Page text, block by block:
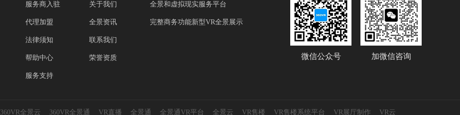
服务商入驻
代理加盟
法律须知
帮助中心
服务支持
关于我们
全景资讯
联系我们
荣誉资质
全景和虚拟现实服务平台
完整商务功能新型VR全景展示
微信公众号 加微信咨询
360VR全景云 360VR全景通 VR直播 全景通 全景通VR平台 全景云 VR售楼 VR售楼系统平台 VR展厅制作 VR云